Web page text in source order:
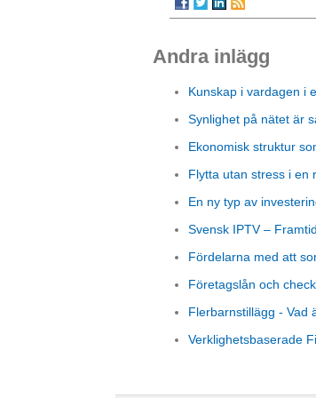
Andra inlägg
Kunskap i vardagen i
Synlighet på nätet är
Ekonomisk struktur
Flytta utan stress i en
En ny typ av
Svensk IPTV –
Fördelarna med att
Företagslån och
Flerbarnstillägg - Vad
Verklighetsbaserade